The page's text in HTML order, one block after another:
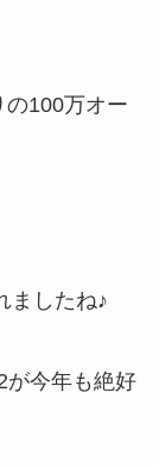
100万オー
ましたね♪
が今年も絶好